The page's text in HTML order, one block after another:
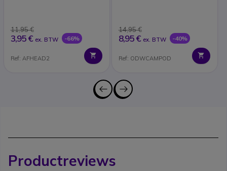
11,95 €
3,95 € ex. BTW -66%
Ref: AFHEAD2
14,95 €
8,95 € ex. BTW -40%
Ref: ODWCAMPOD
Productreviews